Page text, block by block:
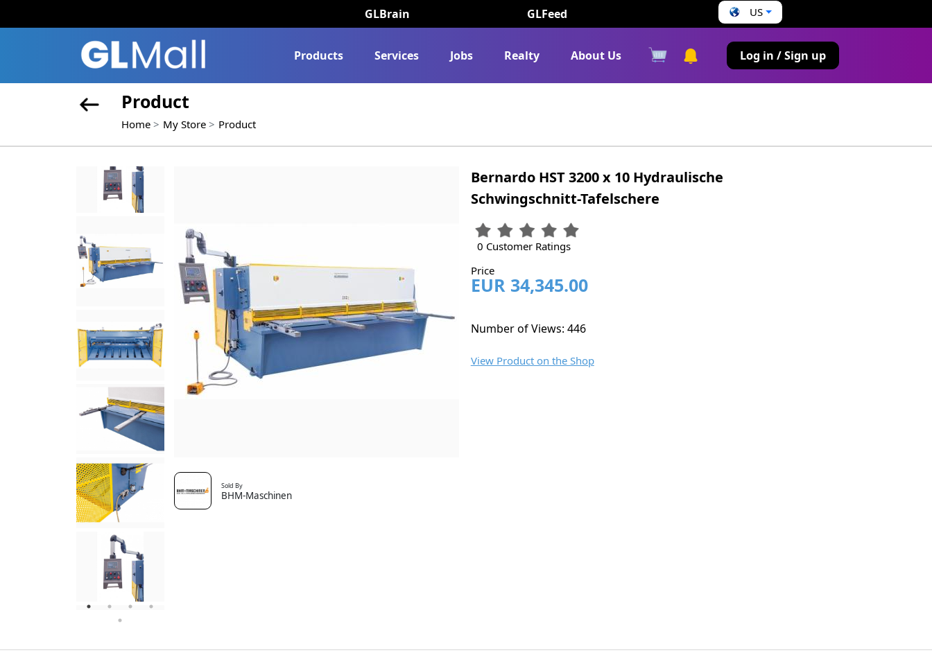
GLBrain GLFeed US
Products Services Jobs Realty About Us Log in / Sign up
Product
Home My Store Product
Sold By
BHM-Maschinen
Bernardo HST 3200 x 10 Hydraulische
Schwingschnitt-Tafelschere
0 Customer Ratings
Price
EUR 34,345.00
Number of Views: 446
View Product on the Shop